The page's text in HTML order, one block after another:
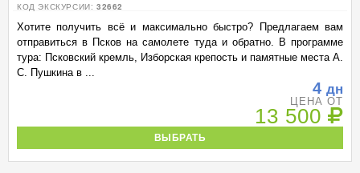
КОД ЭКСКУРСИИ: 32662
Хотите получить всё и максимально быстро? Предлагаем вам
отправиться в Псков на самолете туда и обратно. В программе
тура: Псковский кремль, Изборская крепость и памятные места А.
С. Пушкина в ...
4 дн
ЦЕНА ОТ
13 500
ВЫБРАТЬ